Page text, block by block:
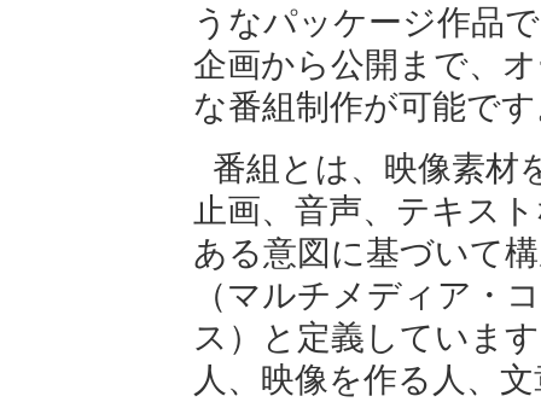
うなパッケージ作品
企画から公開まで、
な番組制作が可能で
番組とは、映像素材
止画、音声、テキス
ある意図に基づいて
（マルチメディア・
ス）と定義していま
人、映像を作る人、